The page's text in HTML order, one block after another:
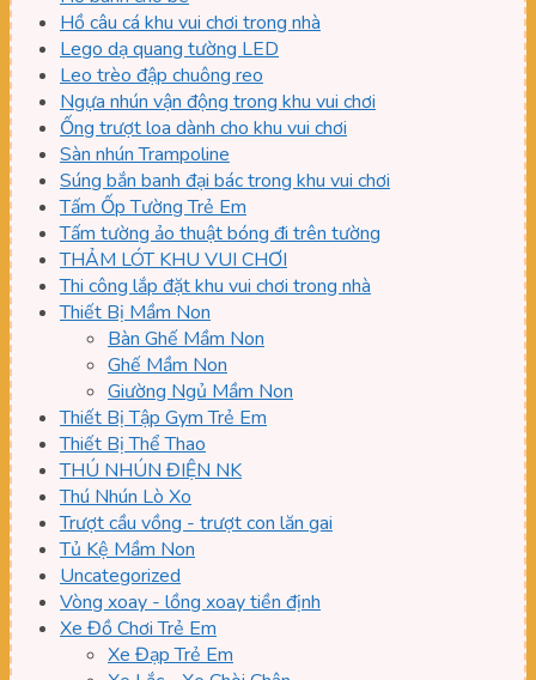
Hồ câu cá khu vui chơi trong nhà
Lego dạ quang tường LED
Leo trèo đập chuông reo
Ngựa nhún vận động trong khu vui chơi
Ống trượt loa dành cho khu vui chơi
Sàn nhún Trampoline
Súng bắn banh đại bác trong khu vui chơi
Tấm Ốp Tường Trẻ Em
Tấm tường ảo thuật bóng đi trên tường
THẢM LÓT KHU VUI CHƠI
Thi công lắp đặt khu vui chơi trong nhà
Thiết Bị Mầm Non
Bàn Ghế Mầm Non
Ghế Mầm Non
Giường Ngủ Mầm Non
Thiết Bị Tập Gym Trẻ Em
Thiết Bị Thể Thao
THÚ NHÚN ĐIỆN NK
Thú Nhún Lò Xo
Trượt cầu vồng - trượt con lăn gai
Tủ Kệ Mầm Non
Uncategorized
Vòng xoay - lồng xoay tiền định
Xe Đồ Chơi Trẻ Em
Xe Đạp Trẻ Em